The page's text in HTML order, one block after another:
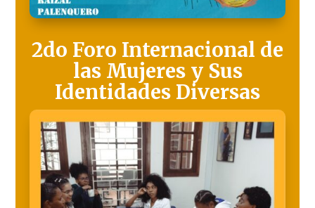
2do Foro Internacional de
las Mujeres y Sus
Identidades Diversas